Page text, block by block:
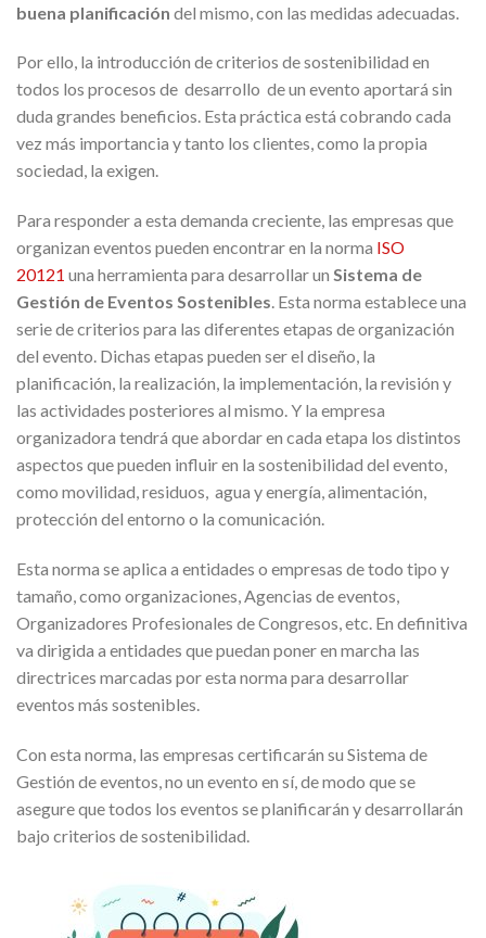
buena planificación del mismo, con las medidas adecuadas.
Por ello, la introducción de criterios de sostenibilidad en
todos los procesos de desarrollo de un evento aportará sin
duda grandes beneficios. Esta práctica está cobrando cada
vez más importancia y tanto los clientes, como la propia
sociedad, la exigen.
Para responder a esta demanda creciente, las empresas que
organizan eventos pueden encontrar en la norma ISO
20121 una herramienta para desarrollar un Sistema de
Gestión de Eventos Sostenibles. Esta norma establece una
serie de criterios para las diferentes etapas de organización
del evento. Dichas etapas pueden ser el diseño, la
planificación, la realización, la implementación, la revisión y
las actividades posteriores al mismo. Y la empresa
organizadora tendrá que abordar en cada etapa los distintos
aspectos que pueden influir en la sostenibilidad del evento,
como movilidad, residuos, agua y energía, alimentación,
protección del entorno o la comunicación.
Esta norma se aplica a entidades o empresas de todo tipo y
tamaño, como organizaciones, Agencias de eventos,
Organizadores Profesionales de Congresos, etc. En definitiva
va dirigida a entidades que puedan poner en marcha las
directrices marcadas por esta norma para desarrollar
eventos más sostenibles.
Con esta norma, las empresas certificarán su Sistema de
Gestión de eventos, no un evento en sí, de modo que se
asegure que todos los eventos se planificarán y desarrollarán
bajo criterios de sostenibilidad.